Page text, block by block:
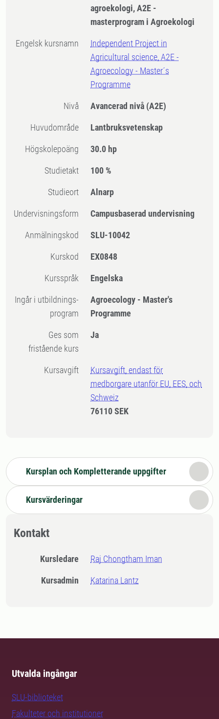
agroekologi, A2E -
masterprogram i Agroekologi
Engelsk kursnamn
Independent Project in
Agricultural science, A2E -
Agroecology - Master´s
Programme
Nivå Avancerad nivå (A2E)
Huvudområde Lantbruksvetenskap
högskolepoäng 30.0 hp
Studietakt 100 %
Studieort Alnarp
Undervisningsform Campusbaserad undervisning
Anmälningskod SLU-10042
Kurskod EX0848
Kursspråk Engelska
Ingår i utbildnings-
program
Agroecology - Master's
Programme
Ges som
fristående kurs
Ja
Kursavgift
Kursavgift, endast för
medborgare utanför EU, EES, och
Schweiz
76110 SEK
Kursplan och Kompletterande uppgifter
Kursvärderingar
Kontakt
Kursledare Raj Chongtham Iman
Kursadmin Katarina Lantz
Utvalda ingångar
SLU-biblioteket
Fakulteter och institutioner